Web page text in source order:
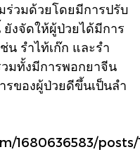
วมด้วยโดยมีการปรับ
งจัดให้ผู้ป่วยได้มีการ
น รําไท้เก๊ก และรํา
มทั้งมีการพอกยาจีน
รของผู้ป่วยดีขึ้นเป็นลํา
posts/